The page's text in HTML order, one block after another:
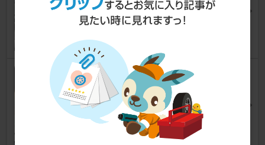
RENS2Kさん
519
LOVCA Racing 5w-30
RX-8 [SE3P]
Sushida1sukiさん
2